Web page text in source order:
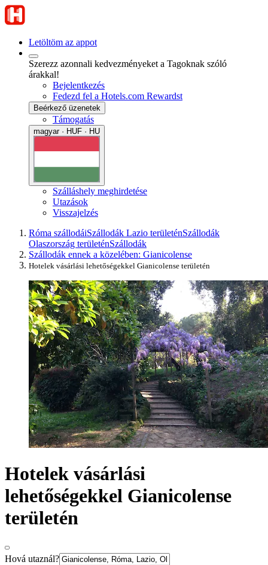
Letöltöm az appot
Szerezz azonnali kedvezményeket a Tagoknak szóló
árakkal!
Bejelentkezés
Fedezd fel a Hotels.com Rewardst
Beérkező üzenetek
Támogatás
magyar · HUF · HU
Szálláshely meghirdetése
Utazások
Visszajelzés
Róma szállodáiSzállodák Lazio területénSzállodák
Olaszország területénSzállodák
Szállodák ennek a közelében: Gianicolense
Hotelek vásárlási lehetőségekkel Gianicolense területén
Hotelek vásárlási
lehetőségekkel Gianicolense
területén
Hová utaznál?